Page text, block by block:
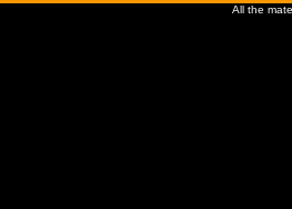
All the